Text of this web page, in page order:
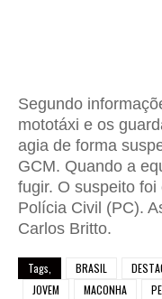
Segundo
mototáxi e os
agia de forma
GCM. Quando a
fugir. O suspeito
Polícia Civil (PC).
Carlos Britto.
Tags, BRASIL
JOVEM
MACONHA